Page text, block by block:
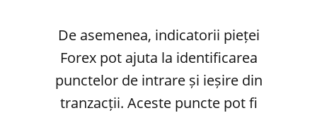
De asemenea, indicatorii pieței
Forex pot ajuta la identificarea
punctelor de intrare și ieșire din
tranzacții. Aceste puncte pot fi